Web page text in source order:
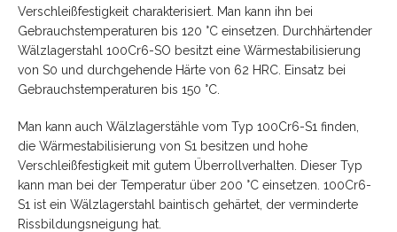
Verschleißfestigkeit charakterisiert. Man kann ihn bei
Gebrauchstemperaturen bis 120 °C einsetzen. Durchhärtender
Wälzlagerstahl 100Cr6-SO besitzt eine Wärmestabilisierung
von S0 und durchgehende Härte von 62 HRC. Einsatz bei
Gebrauchstemperaturen bis 150 °C.
Man kann auch Wälzlagerstähle vom Typ 100Cr6-S1 finden,
die Wärmestabilisierung von S1 besitzen und hohe
Verschleißfestigkeit mit gutem Überrollverhalten. Dieser Typ
kann man bei der Temperatur über 200 °C einsetzen. 100Cr6-
S1 ist ein Wälzlagerstahl baintisch gehärtet, der verminderte
Rissbildungsneigung hat.